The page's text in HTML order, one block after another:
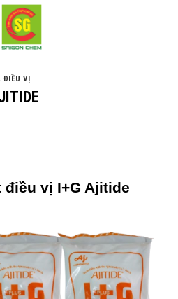
ĐIỀU VỊ
vị I+G Ajitide